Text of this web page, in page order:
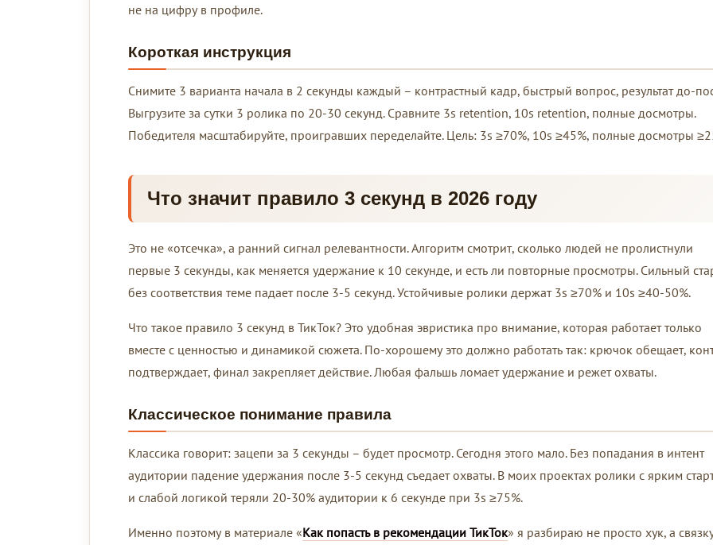
не на цифру в профиле.
Короткая инструкция
Снимите 3 варианта начала в 2 секунды каждый – контрастный кадр, быстрый вопрос, результат до-
Выгрузите за сутки 3 ролика по 20-30 секунд. Сравните 3s retention, 10s retention, полные досмотры.
Победителя масштабируйте, проигравших переделайте. Цель: 3s ≥70%, 10s ≥45%, полные досмотры
Что значит правило 3 секунд в 2026 году
Это не «отсечка», а ранний сигнал релевантности. Алгоритм смотрит, сколько людей не пролистнули
первые 3 секунды, как меняется удержание к 10 секунде, и есть ли повторные просмотры. Сильный
без соответствия теме падает после 3-5 секунд. Устойчивые ролики держат 3s ≥70% и 10s ≥40-50%.
Что такое правило 3 секунд в ТикТок? Это удобная эвристика про внимание, которая работает только
вместе с ценностью и динамикой сюжета. По-хорошему это должно работать так: крючок обещает,
подтверждает, финал закрепляет действие. Любая фальшь ломает удержание и режет охваты.
Классическое понимание правила
Классика говорит: зацепи за 3 секунды – будет просмотр. Сегодня этого мало. Без попадания в интент
аудитории падение удержания после 3-5 секунд съедает охваты. В моих проектах ролики с ярким
и слабой логикой теряли 20-30% аудитории к 6 секунде при 3s ≥75%.
Именно поэтому в материале «Как попасть в рекомендации ТикТок» я разбираю не просто хук, а